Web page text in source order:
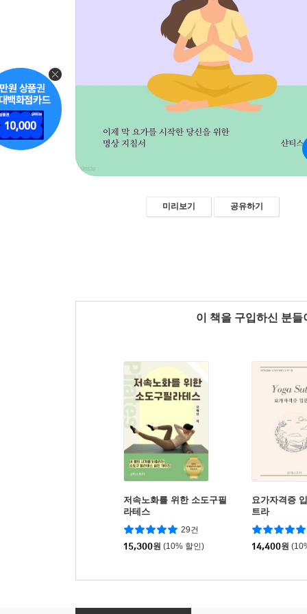
미리보기 공유하기
이 책을 구입하신 분
저속노화를 위한 소도구필
라테스
29건
15,300원 (10% 할인)
요가자격증
트라
14,400원